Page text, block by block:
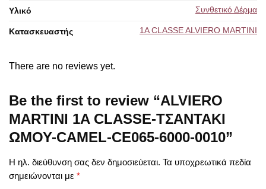
Υλικό Συνθετικό Δέρμα
Κατασκευαστής 1A CLASSE ALVIERO MARTINI
There are no reviews yet.
Be the first to review “ALVIERO
MARTINI 1A CLASSE-ΤΣΑΝΤΑΚΙ
ΩΜΟΥ-CAMEL-CE065-6000-0010”
Η ηλ. διεύθυνση σας δεν δημοσιεύεται. Τα υποχρεωτικά πεδία
σημειώνονται με *